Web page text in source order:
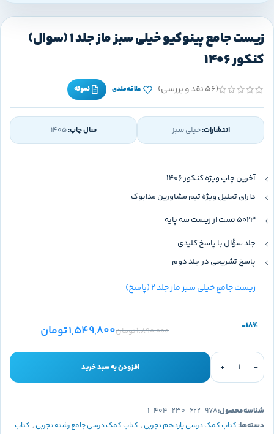
زیست جامع پینوکیو خیلی سبز ماز جلد 1 (سوال)
کنکور 1406
(56 نقد و بررسی) علاقه‌مندی نمونه
انتشارات:خیلی سبز سال چاپ:1405
آخرین چاپ ویژه کنکور 1406
دارای تحلیل ویژه تیم مشاورین مدابوک
5023 تست از زیست سه پایه
جلد سؤال با پاسخ کلیدی؛
پاسخ تشریحی در جلد دوم
زیست جامع خیلی سبز ماز جلد 2 (پاسخ)
-18%
1,890,000تومان1,549,800تومان
افزودن به سبد خرید
شناسه محصول:978-622-230-404-1
دسته‌ها:کتاب کمک درسی یازدهم تجربی , کتاب کمک درسی جامع رشته تجربی , کتاب